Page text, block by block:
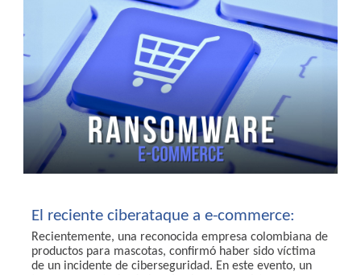
El reciente ciberataque a e-commerce:
Recientemente, una reconocida empresa colombiana de
productos para mascotas, confirmó haber sido víctima
de un incidente de ciberseguridad. En este evento, un